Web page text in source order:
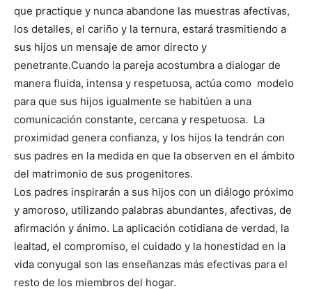
que practique y nunca abandone las muestras afectivas,
los detalles, el cariño y la ternura, estará trasmitiendo a
sus hijos un mensaje de amor directo y
penetrante.Cuando la pareja acostumbra a dialogar de
manera fluida, intensa y respetuosa, actúa como modelo
para que sus hijos igualmente se habitúen a una
comunicación constante, cercana y respetuosa. La
proximidad genera confianza, y los hijos la tendrán con
sus padres en la medida en que la observen en el ámbito
del matrimonio de sus progenitores.
Los padres inspirarán a sus hijos con un diálogo próximo
y amoroso, utilizando palabras abundantes, afectivas, de
afirmación y ánimo. La aplicación cotidiana de verdad, la
lealtad, el compromiso, el cuidado y la honestidad en la
vida conyugal son las enseñanzas más efectivas para el
resto de los miembros del hogar.